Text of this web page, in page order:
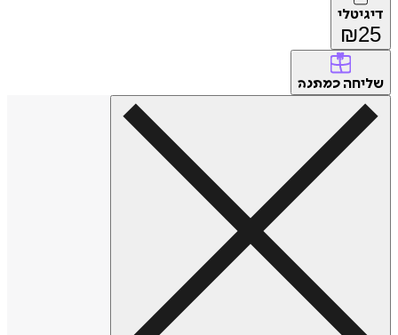
דיגיטלי
₪25
שליחה כמתנה